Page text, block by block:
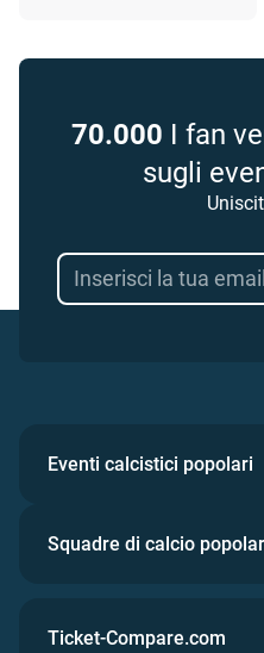
70.000 I fan
sugli
Eventi calcistici popolari
Squadre di calcio
Ticket-Compare.com